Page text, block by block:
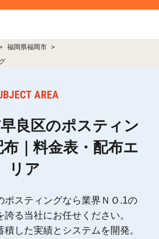
福岡県福岡市
AREA
良区のポスティン
｜料金表・配布エ
リア
ポスティングなら業界ＮＯ.1の
る当社にお任せください。
した実績とシステムを開発。